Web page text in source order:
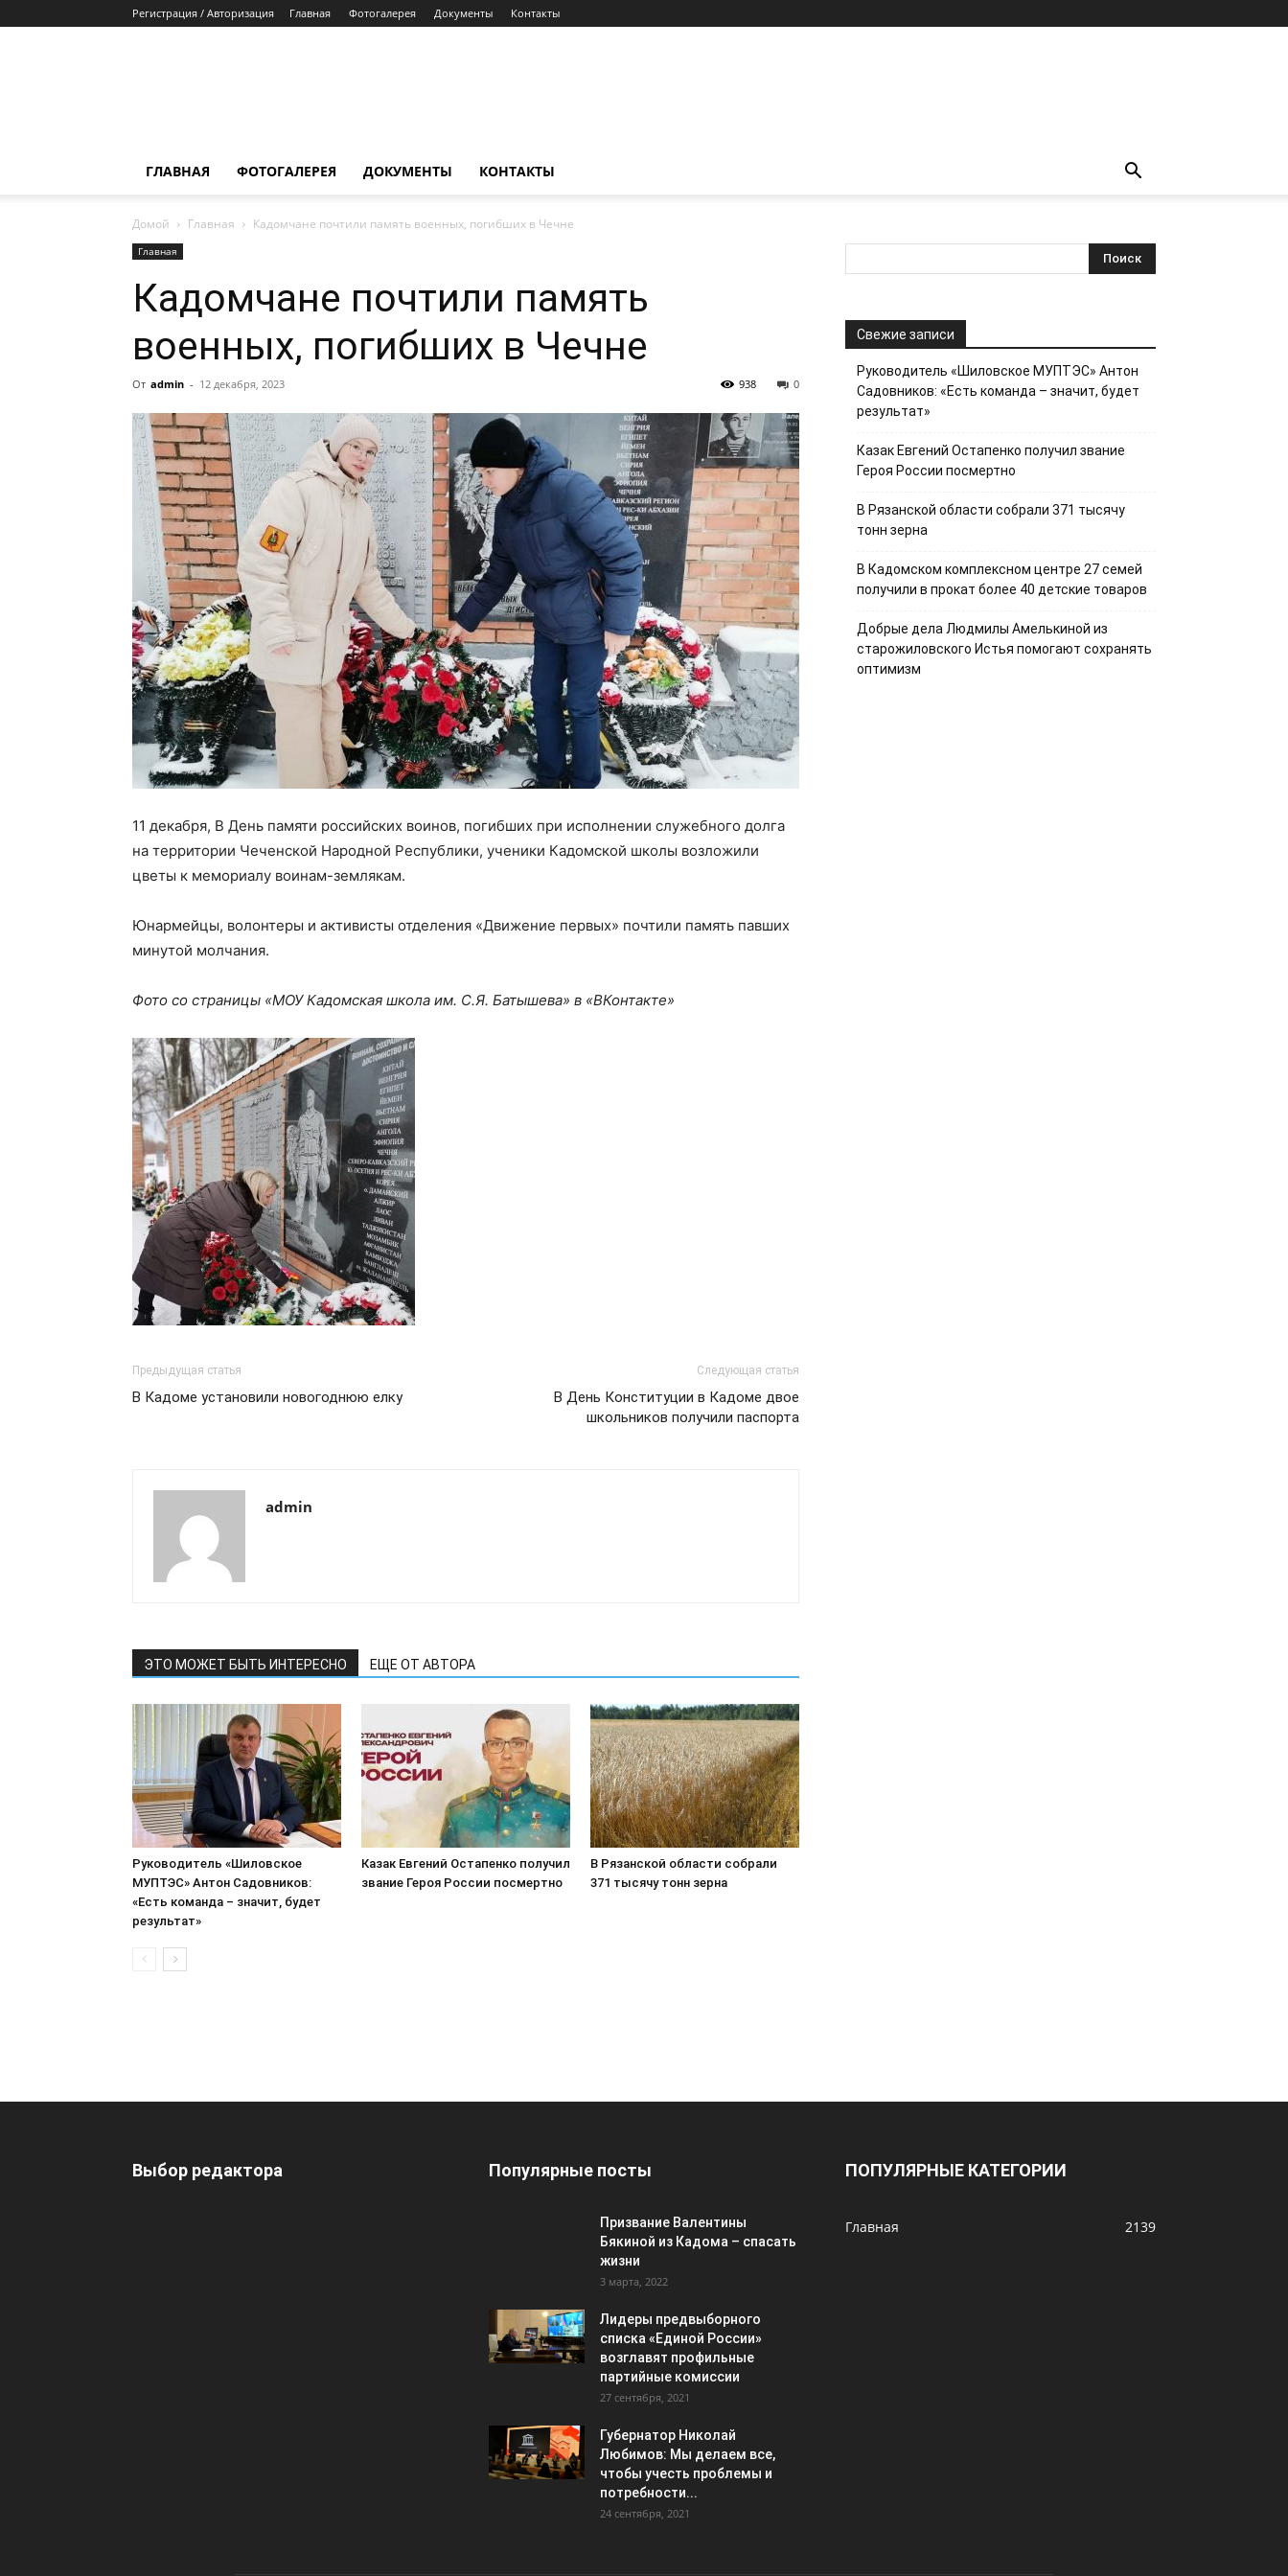
Регистрация / Авторизация Главная Фотогалерея Документы Контакты
ГЛАВНАЯ ФОТОГАЛЕРЕЯ ДОКУМЕНТЫ КОНТАКТЫ
Домой Главная Кадомчане почтили память военных, погибших в Чечне
Главная
Кадомчане почтили память
военных, погибших в Чечне
От admin - 12 декабря, 2023 0
938
11 декабря, В День памяти российских воинов, погибших при исполнении служебного долга
на территории Чеченской Народной Республики, ученики Кадомской школы возложили
цветы к мемориалу воинам-землякам.
Юнармейцы, волонтеры и активисты отделения «Движение первых» почтили память павших
минутой молчания.
Фото со страницы «МОУ Кадомская школа им. С.Я. Батышева» в «ВКонтакте»
Предыдущая статья
В Кадоме установили новогоднюю елку
Следующая статья
В День Конституции в Кадоме двое
школьников получили паспорта
admin
ЭТО МОЖЕТ БЫТЬ ИНТЕРЕСНО ЕЩЕ ОТ АВТОРА
Руководитель «Шиловское
МУПТЭС» Антон Садовников:
«Есть команда – значит, будет
результат»
Казак Евгений Остапенко получил
звание Героя России посмертно
В Рязанской области собрали
371 тысячу тонн зерна
Свежие записи
Руководитель «Шиловское МУПТЭС» Антон
Садовников: «Есть команда – значит, будет
результат»
Казак Евгений Остапенко получил звание
Героя России посмертно
В Рязанской области собрали 371 тысячу
тонн зерна
В Кадомском комплексном центре 27 семей
получили в прокат более 40 детские товаров
Добрые дела Людмилы Амелькиной из
старожиловского Истья помогают сохранять
оптимизм
Выбор редактора Популярные посты
Призвание Валентины
Бякиной из Кадома – спасать
жизни
3 марта, 2022
Лидеры предвыборного
списка «Единой России»
возглавят профильные
партийные комиссии
27 сентября, 2021
Губернатор Николай
Любимов: Мы делаем все,
чтобы учесть проблемы и
потребности...
24 сентября, 2021
ПОПУЛЯРНЫЕ КАТЕГОРИИ
Главная 2139